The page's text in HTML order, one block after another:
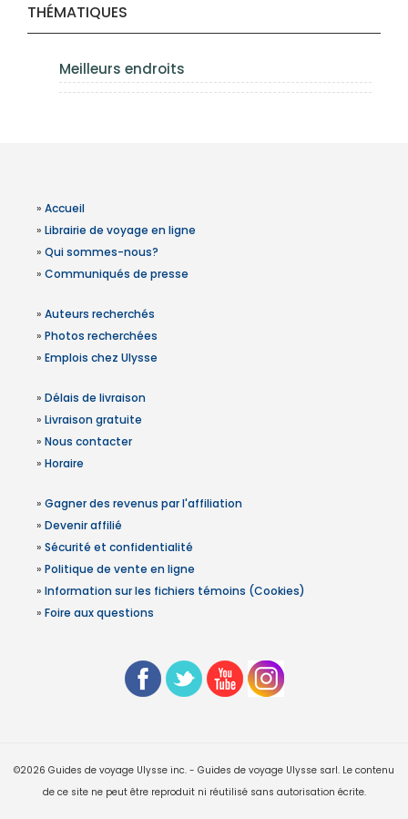
THÉMATIQUES
Meilleurs endroits
» Accueil
» Librairie de voyage en ligne
» Qui sommes-nous?
» Communiqués de presse
» Auteurs recherchés
» Photos recherchées
» Emplois chez Ulysse
» Délais de livraison
» Livraison gratuite
» Nous contacter
» Horaire
» Gagner des revenus par l'affiliation
» Devenir affilié
» Sécurité et confidentialité
» Politique de vente en ligne
» Information sur les fichiers témoins (Cookies)
» Foire aux questions
©2026 Guides de voyage Ulysse inc. - Guides de voyage Ulysse sarl. Le contenu
de ce site ne peut être reproduit ni réutilisé sans autorisation écrite.